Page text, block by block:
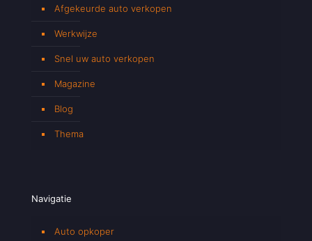
Afgekeurde auto verkopen
Werkwijze
Snel uw auto verkopen
Magazine
Blog
Thema
Navigatie
Auto opkoper